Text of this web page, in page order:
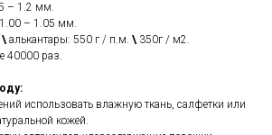
– 1.2 мм.
– 1.05 мм.
\ алькантары: 550 г / п.м. \ 350г / м2.
40000 раз.
использовать влажную ткань, салфетки или
кожей.